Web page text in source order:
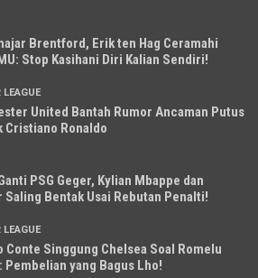
Brentford, Erik ten Hag Ceramahi
Stop Kasihani Diri Kalian Sendiri!
LEAGUE
United Bantah Rumor Ancaman Putus
Cristiano Ronaldo
PSG Geger, Kylian Mbappe dan
Saling Bentak Usai Rebutan Penalti!
LEAGUE
Conte Singgung Chelsea Soal Romelu
Pembelian yang Bagus Lho!